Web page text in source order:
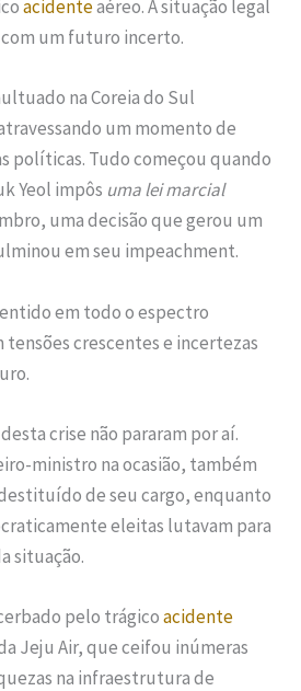
acidenteaéreo. A situação legal
um futuro incerto.
na Coreia do Sul
um momento de
políticas. Tudo começou quando
Yeol impôs uma lei marcial
uma decisão que gerou um
em seu impeachment.
em todo o espectro
crescentes e incertezas
crise não pararam por aí.
ministro na ocasião, também
de seu cargo, enquanto
eleitas lutavam para
situação.
pelo trágicoacidente
Jeju Air, que ceifou inúmeras
na infraestrutura de